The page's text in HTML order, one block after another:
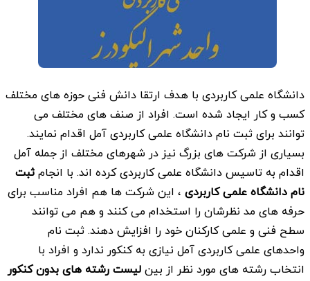
دانشگاه علمی کاربردی با هدف ارتقا دانش فنی حوزه های مختلف
کسب و کار ایجاد شده است. افراد از صنف های مختلف می
توانند برای ثبت نام دانشگاه علمی کاربردی آمل اقدام نمایند.
بسیاری از شرکت های بزرگ نیز در شهرهای مختلف از جمله آمل
اقدام به تاسیس دانشگاه علمی کاربردی کرده اند. با انجامثبت
نام دانشگاه علمی کاربردی ، این شرکت ها هم افراد مناسب برای
حرفه های مد نظرشان را استخدام می کنند و هم می توانند
سطح فنی و علمی کارکنان خود را افزایش دهند. ثبت نام
واحدهای علمی کاربردی آمل نیازی به کنکور ندارد و افراد با
انتخاب رشته های مورد نظر از بینلیست رشته های بدون کنکور